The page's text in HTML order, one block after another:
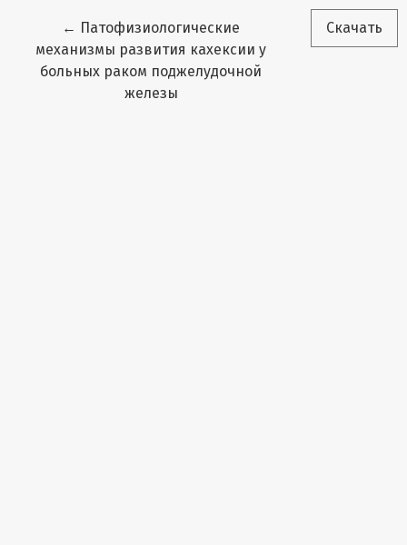
← Вернуться к Подробностям о статье
Патофизиологические
механизмы развития кахексии у
больных раком поджелудочной
железы
Скачать